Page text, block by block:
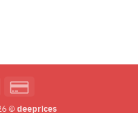
Credit
©deeprices